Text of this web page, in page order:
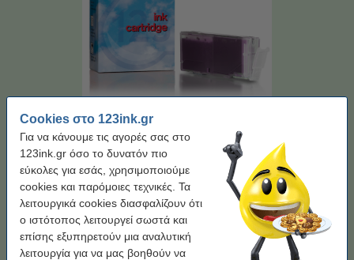
Cookies στο 123ink.gr
Για να κάνουμε τις αγορές σας στο
123ink.gr όσο το δυνατόν πιο
εύκολες για εσάς, χρησιμοποιούμε
cookies και παρόμοιες τεχνικές. Τα
λειτουργικά cookies διασφαλίζουν ότι
ο ιστότοπος λειτουργεί σωστά και
επίσης εξυπηρετούν μια αναλυτική
λειτουργία για να μας βοηθούν να
Τύπος: Inkjet Χρώμα: Magenta Χωρητικότητα:
Χρώμα:Magenta
Magenta
Χωρητικότητα:Standard
Standard XL XXL